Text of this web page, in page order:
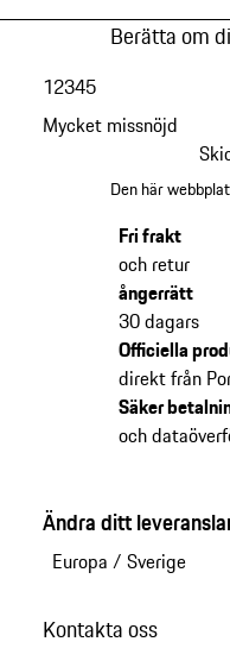
Berätta om
Mycket missnöjd
12345
Den här
Fri frakt
och retur
ångerrätt
30 dagars
Officiella
direkt från
Säker
och
Ändra ditt
Europa / Sverige
Kontakta oss